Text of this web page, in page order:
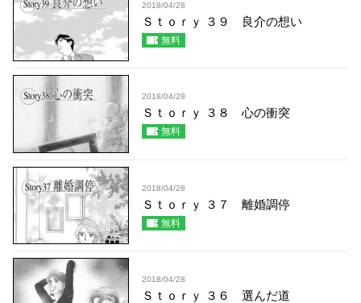
2018/04/28
Ｓｔｏｒｙ ３９ 良介の想い
無料
2018/04/28
Ｓｔｏｒｙ ３８ 心の衝突
無料
2018/04/28
Ｓｔｏｒｙ ３７ 離婚調停
無料
2018/04/28
Ｓｔｏｒｙ ３６ 選んだ道